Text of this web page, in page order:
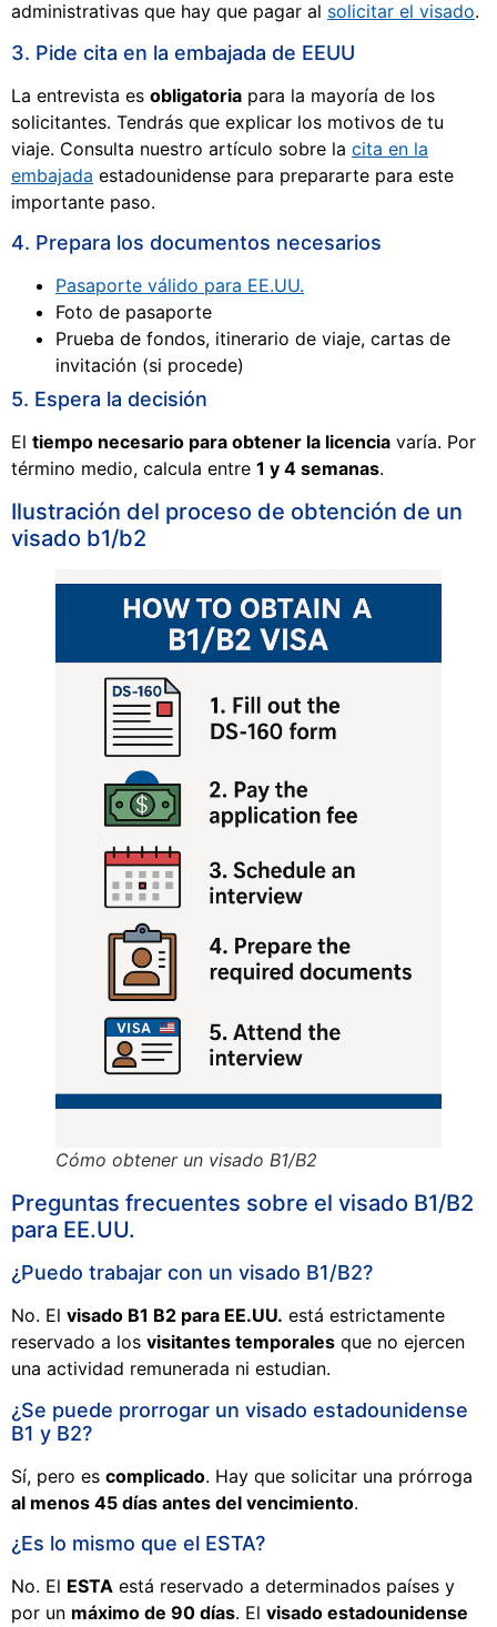
administrativas que hay que pagar al solicitar el visado.
3. Pide cita en la embajada de EEUU
La entrevista es obligatoria para la mayoría de los
solicitantes. Tendrás que explicar los motivos de tu
viaje. Consulta nuestro artículo sobre la cita en la
embajada estadounidense para prepararte para este
importante paso.
4. Prepara los documentos necesarios
Pasaporte válido para EE.UU.
Foto de pasaporte
Prueba de fondos, itinerario de viaje, cartas de
invitación (si procede)
5. Espera la decisión
El tiempo necesario para obtener la licencia varía. Por
término medio, calcula entre 1 y 4 semanas.
Ilustración del proceso de obtención de un
visado b1/b2
Cómo obtener un visado B1/B2
Preguntas frecuentes sobre el visado B1/B2
para EE.UU.
¿Puedo trabajar con un visado B1/B2?
No. El visado B1 B2 para EE.UU. está estrictamente
reservado a los visitantes temporales que no ejercen
una actividad remunerada ni estudian.
¿Se puede prorrogar un visado estadounidense
B1 y B2?
Sí, pero es complicado. Hay que solicitar una prórroga
al menos 45 días antes del vencimiento.
¿Es lo mismo que el ESTA?
No. El ESTA está reservado a determinados países y
por un máximo de 90 días. El visado estadounidense